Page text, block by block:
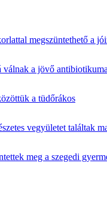
megszüntethető a
a jövő
a tüdőrákos
vegyületet találtak
meg a szegedi